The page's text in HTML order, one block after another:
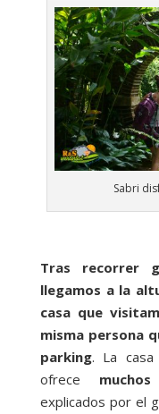
Sabri
Tras recorrer
llegamos a la
casa que
misma persona
parking. La
ofrece
explicados por el